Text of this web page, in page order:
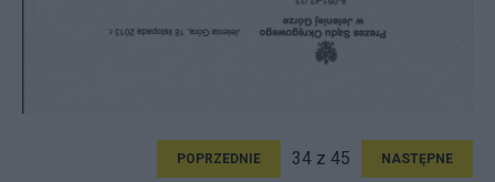
POPRZEDNIE 34 z 45 NASTĘPNE